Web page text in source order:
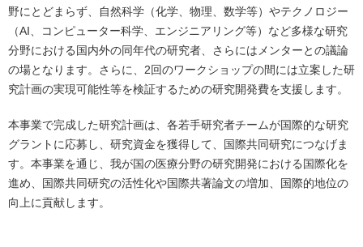
野にとどまらず、自然科学（化学、物理、数学等）やテクノロジー
（AI、コンピューター科学、エンジニアリング等）など多様な研究
分野における国内外の同年代の研究者、さらにはメンターとの議論
の場となります。さらに、2回のワークショップの間には立案した研
究計画の実現可能性等を検証するための研究開発費を支援します。
本事業で完成した研究計画は、各若手研究者チームが国際的な研究
グラントに応募し、研究資金を獲得して、国際共同研究につなげま
す。本事業を通じ、我が国の医療分野の研究開発における国際化を
進め、国際共同研究の活性化や国際共著論文の増加、国際的地位の
向上に貢献します。